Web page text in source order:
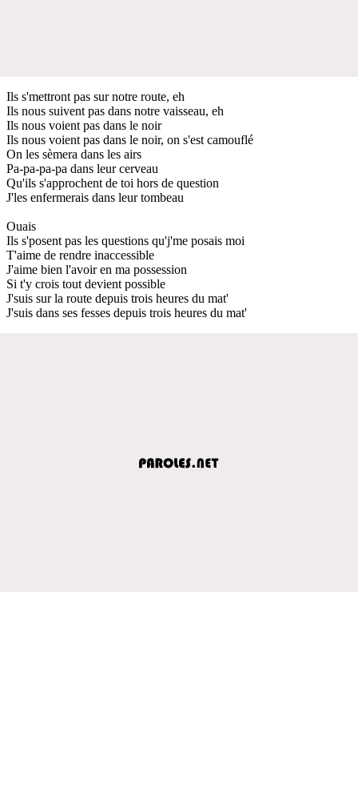
Ils s'mettront pas sur notre route, eh
Ils nous suivent pas dans notre vaisseau, eh
Ils nous voient pas dans le noir
Ils nous voient pas dans le noir, on s'est camouflé
On les sèmera dans lеs airs
Pa-pa-pa-pa dans leur cerveau
Qu'ils s'approchеnt de toi hors de question
J'les enfermerais dans leur tombeau
Ouais
Ils s'posent pas les questions qu'j'me posais moi
T'aime de rendre inaccessible
J'aime bien l'avoir en ma possession
Si t'y crois tout devient possible
J'suis sur la route depuis trois heures du mat'
J'suis dans ses fesses depuis trois heures du mat'